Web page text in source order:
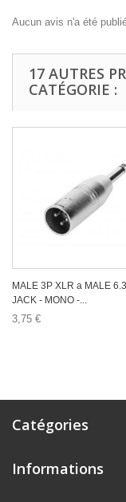
Aucun avis n'a été
17 AUTRES
CATÉGORIE :
MALE 3P XLR a MALE
JACK - MONO -...
3,75 €
Catégories
Informations